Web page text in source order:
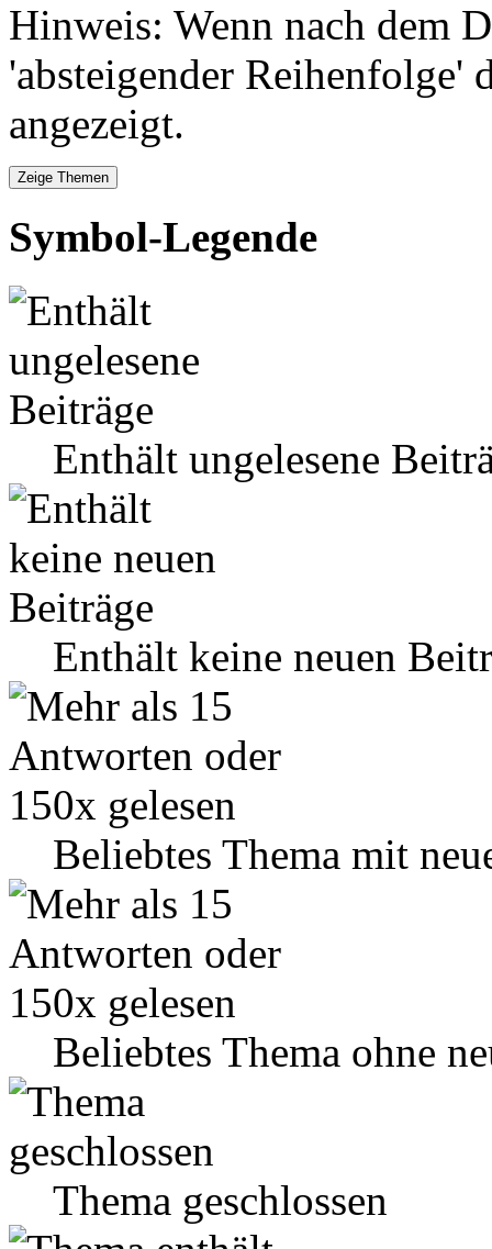
Hinweis: Wenn nach dem
'absteigender Reihenfolge'
angezeigt.
Symbol-Legende
Enthält ungelesene
Enthält keine neuen
Beliebtes Thema mit
Beliebtes Thema ohne
Thema geschlossen